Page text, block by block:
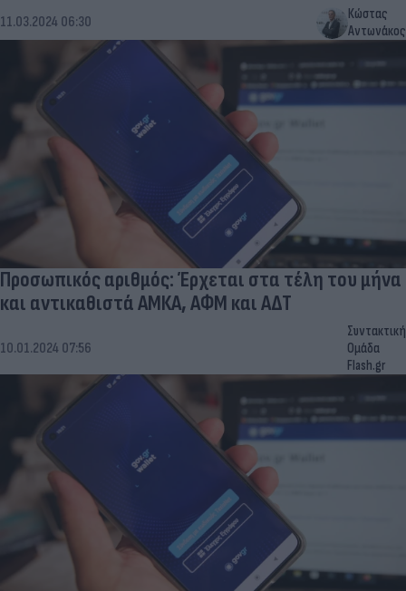
11.03.2024 06:30
Κώστας
Αντωνάκος
Προσωπικός αριθμός: Έρχεται στα τέλη του μήνα
και αντικαθιστά ΑΜΚΑ, ΑΦΜ και ΑΔΤ
10.01.2024 07:56
Συντακτική
Ομάδα
Flash.gr